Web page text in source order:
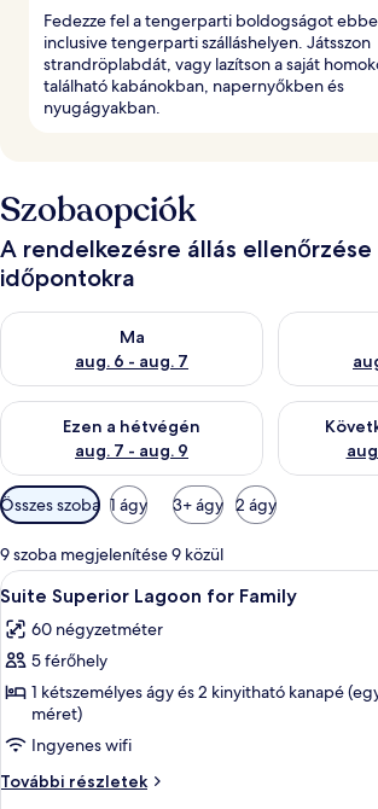
Fedezze fel a tengerparti boldogságot
inclusive tengerparti szálláshelyen. Játsszon
strandröplabdát, vagy lazítson a saját
található kabánokban, napernyőkben és
nyugágyakban.
Szobaopciók
A rendelkezésre állás ellenőrzése
időpontokra
Ma
aug. 6 - aug. 7
A ma esti rendelkezésre állás ellenőrzése:
A holnapi
Ezen a hétvégén
aug. 7 - aug. 9
A mostani hétvégi rendelkezésre állás
A
Szobákhoz
rendelkezésre
álló
szűrők
Összes szoba 1 ágy 3+ ágy 2 ágy
9 szoba megjelenítése 9 közül
A
következő
szoba
összes
képének
megtekintése:
Suite
Superior
Egy erkély,
13
Suite Superior Lagoon for Family
60 négyzetméter
5 férőhely
1 kétszemélyes ágy és 2 kinyitható kanapé
méret)
Ingyenes wifi
További részletek
Suite